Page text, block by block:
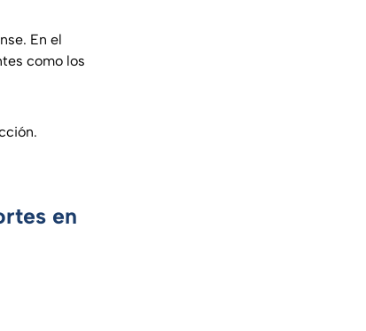
En el
como los
en